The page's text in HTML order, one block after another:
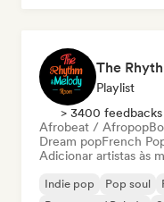
The
Playlist
> 3400
Afrobeat / Afropop
Dream popFrench
Adicionar artistas às
Indie pop Pop soul